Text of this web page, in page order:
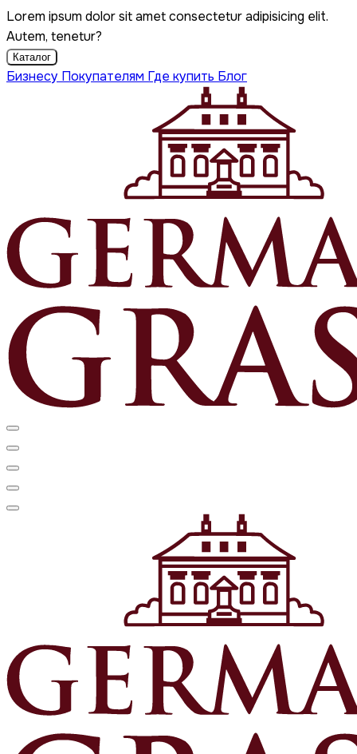
Lorem ipsum dolor sit amet consectetur adipisicing elit.
Autem, tenetur?
Каталог
Бизнесу Покупателям Где купить Блог